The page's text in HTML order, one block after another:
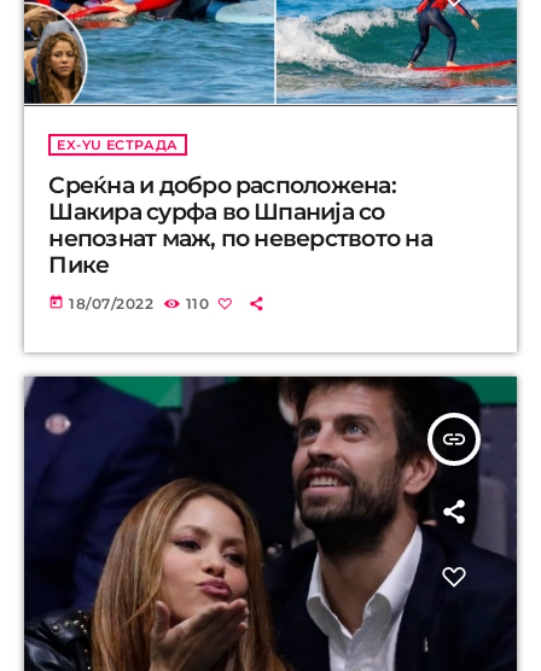
EX-YU ЕСТРАДА
Среќна и добро расположена:
Шакира сурфа во Шпанија со
непознат маж, по неверството на
Пике
today 18/07/2022 110
insert_link